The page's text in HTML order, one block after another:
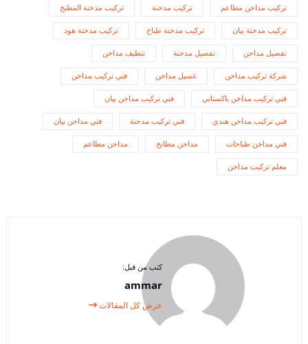
تركيب مداخن مطاعم تركيب مدخنة تركيب مدخنة المطبخ
تركيب مدخنة بيان تركيب مدخنة طباخ تركيب مدخنة هود
تفصيل مداحن تفصيل مدخنة تنظيف مداخن
شركة تركيب مداخن غسيل مداخن فني تركيب مداخن
فني تركيب مداخن باكستاني فني تركيب مداخن بيان
فني تركيب مداخن هندي فني تركيب مدخنة فني مداخن بيان
فني مداخن طباخات مداخن مطابخ مداخن مطاعم
معلم تركيب مداخن
كتب من قبل:
ammar
عرض كل المقالات